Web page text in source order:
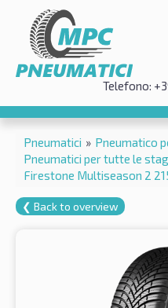
Telefono:
Pneumatici » Pneumatico
Pneumatici per tutte le
Firestone Multiseason 2
❮ Back to overview